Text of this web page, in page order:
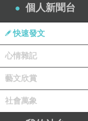
個人新聞台
快速發文
心情雜記
藝文欣賞
社會萬象